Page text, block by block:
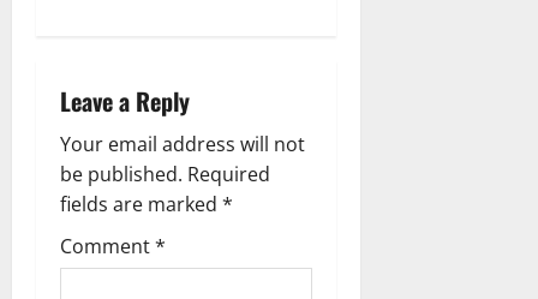
v
i
g
a
Leave a Reply
Your email address will not
be published. Required
fields are marked *
Comment*